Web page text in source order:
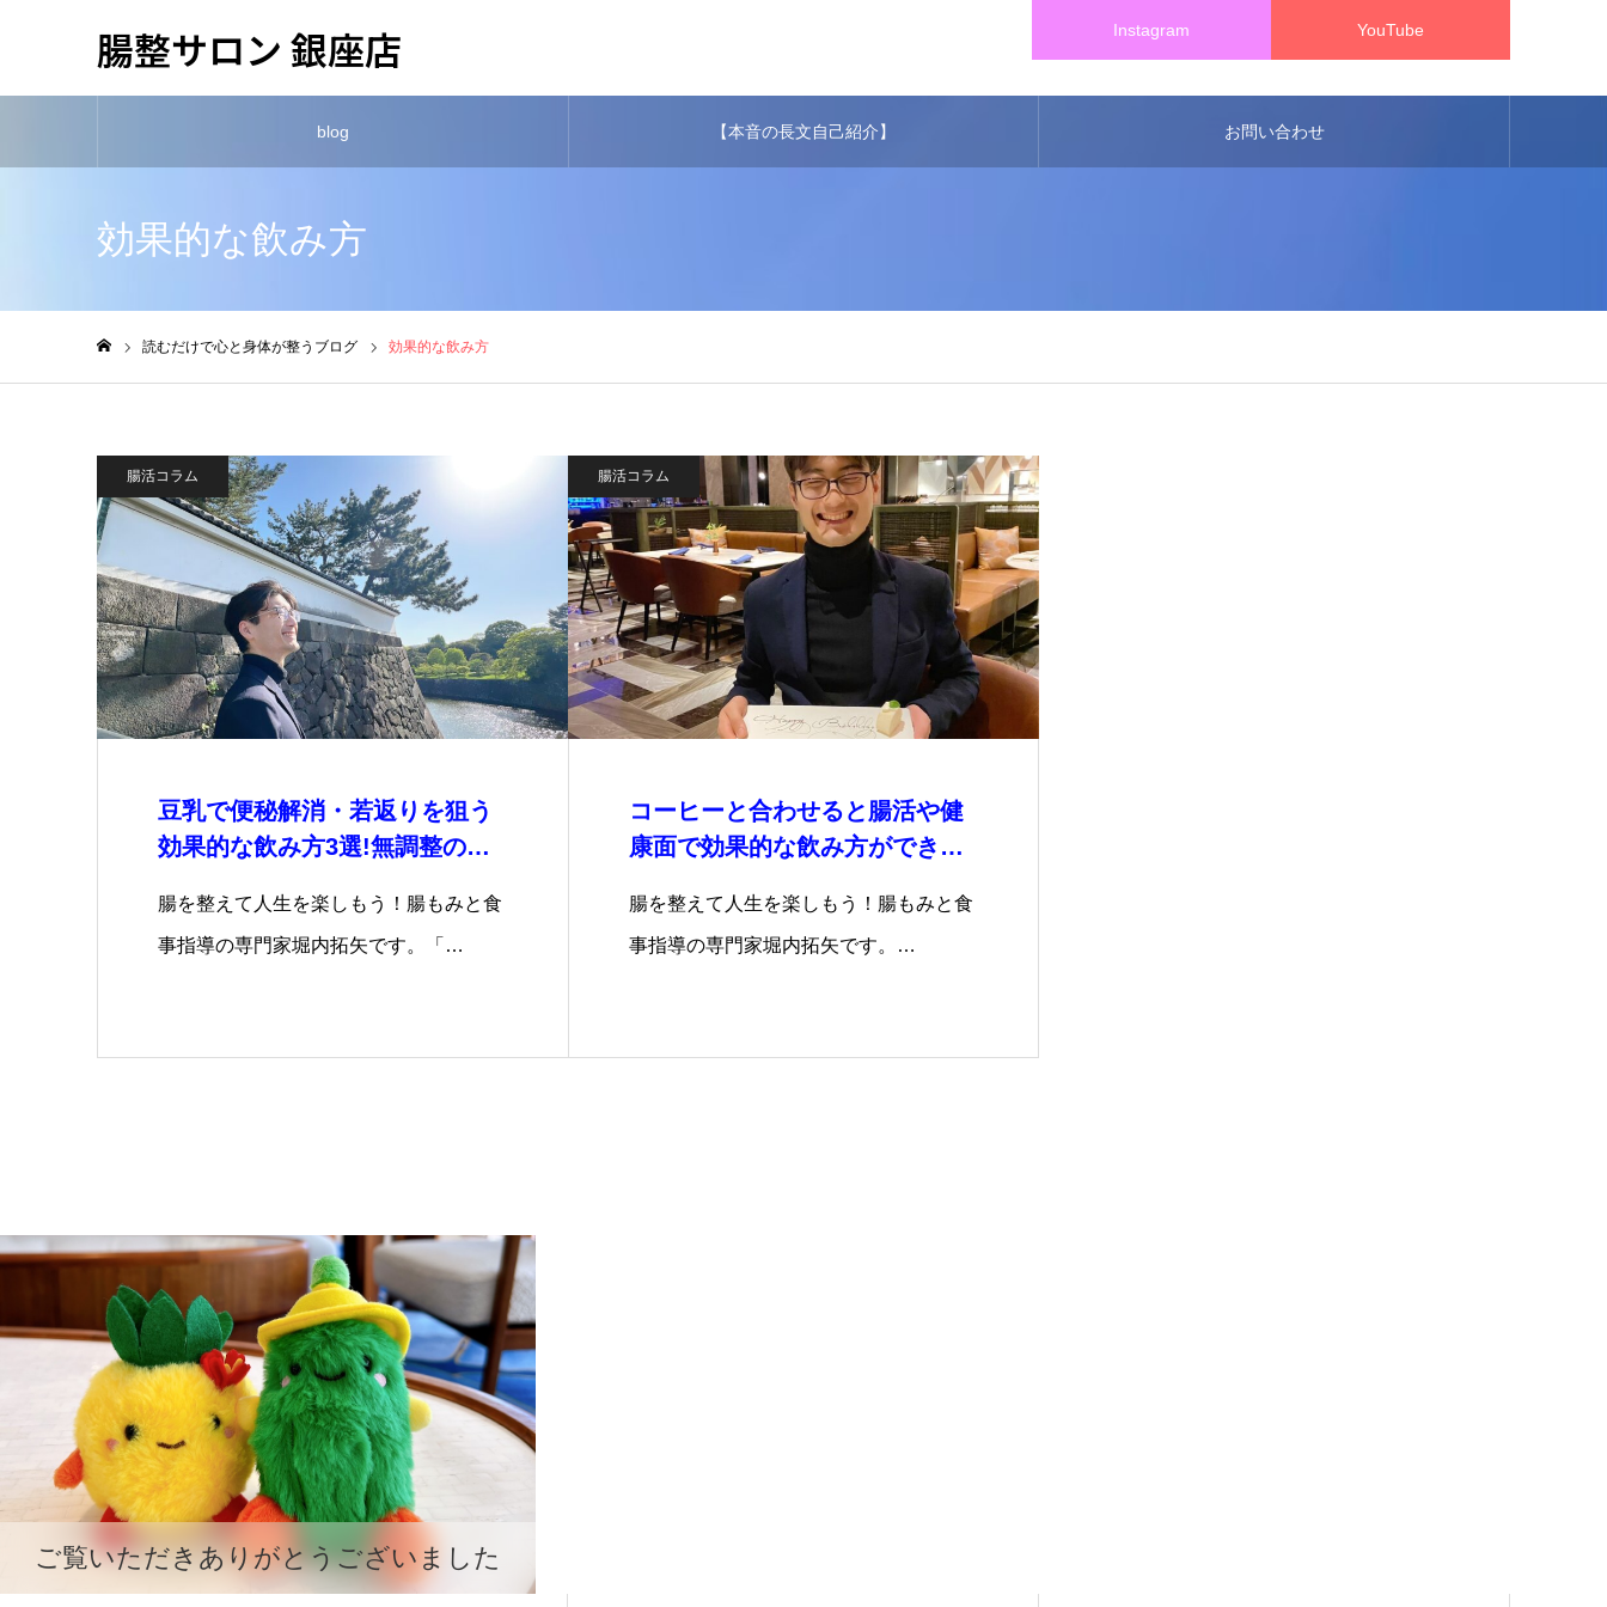
腸整サロン 銀座店 Instagram YouTube
blog 【本音の長文自己紹介】 お問い合わせ
効果的な飲み方
読むだけで心と身体が整うブログ 効果的な飲み方
腸活コラム
豆乳で便秘解消・若返りを狙う
効果的な飲み方3選!無調整の利
腸を整えて人生を楽しもう！腸もみと食
事指導の専門家堀内拓矢です。「…
腸活コラム
コーヒーと合わせると腸活や健
康面で効果的な飲み方ができる
腸を整えて人生を楽しもう！腸もみと食
事指導の専門家堀内拓矢です。…
ご覧いただきありがとうございました